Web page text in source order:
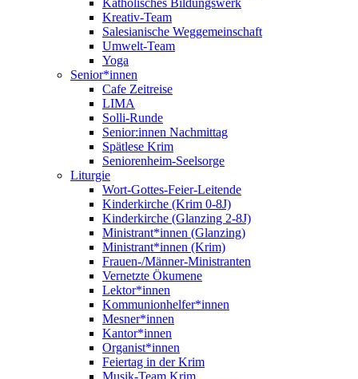
Katholisches Bildungswerk
Kreativ-Team
Salesianische Weggemeinschaft
Umwelt-Team
Yoga
Senior*innen
Cafe Zeitreise
LIMA
Solli-Runde
Senior:innen Nachmittag
Spätlese Krim
Seniorenheim-Seelsorge
Liturgie
Wort-Gottes-Feier-Leitende
Kinderkirche (Krim 0-8J)
Kinderkirche (Glanzing 2-8J)
Ministrant*innen (Glanzing)
Ministrant*innen (Krim)
Frauen-/Männer-Ministranten
Vernetzte Ökumene
Lektor*innen
Kommunionhelfer*innen
Mesner*innen
Kantor*innen
Organist*innen
Feiertag in der Krim
Musik-Team Krim